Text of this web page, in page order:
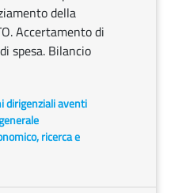
della
Accertamento di
spesa. Bilancio
dirigenziali aventi
ricerca e